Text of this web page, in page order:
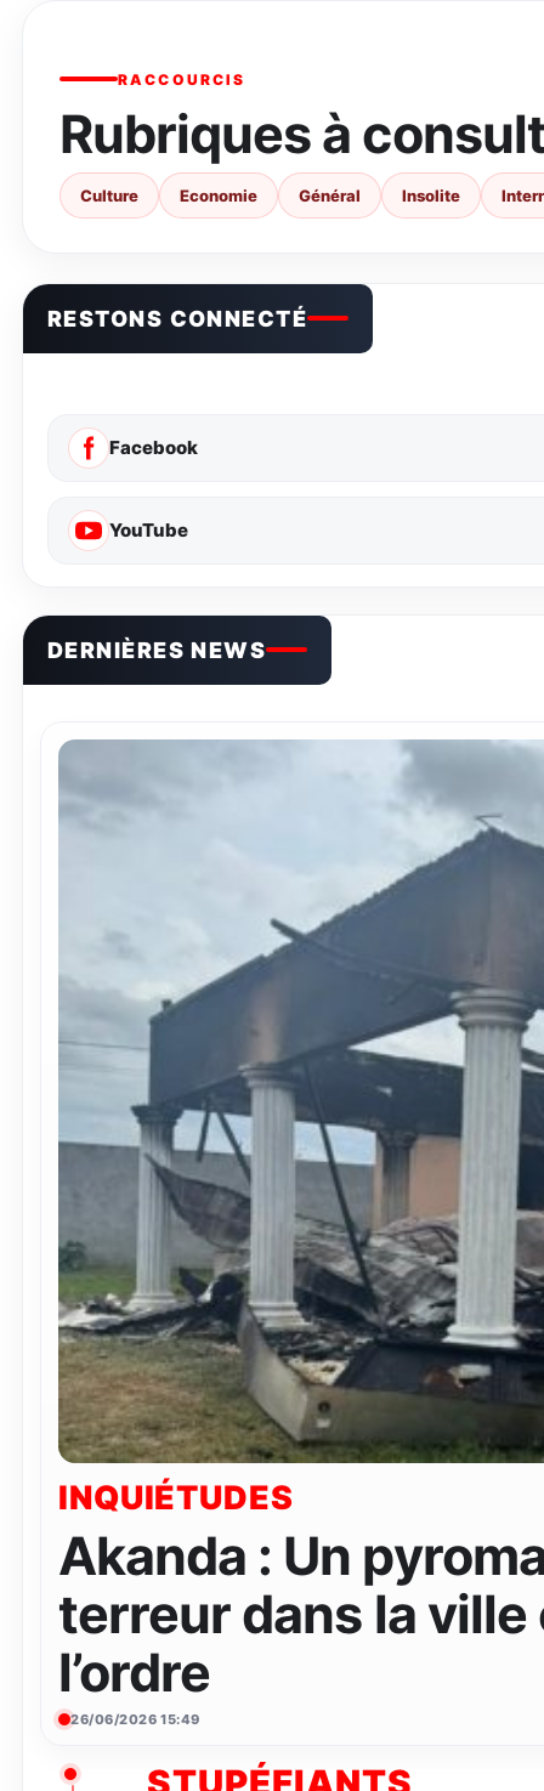
RACCOURCIS
Rubriques à
Culture Economie Général Insolite
RESTONS CONNECTÉ
Facebook
YouTube
DERNIÈRES NEWS
INQUIÉTUDES
Akanda : Un
terreur dans la
l’ordre
26/06/2026 15:49